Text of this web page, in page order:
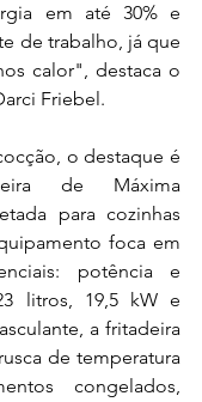
em até 30% e
de trabalho, já que
calor", destaca o
Friebel.
o destaque é
de Máxima
para cozinhas
foca em
potência e
litros, 19,5 kW e
a fritadeira
de temperatura
congelados,